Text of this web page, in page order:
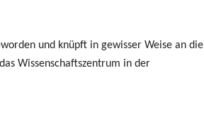
und knüpft in gewisser Weise an die
Wissenschaftszentrum in der